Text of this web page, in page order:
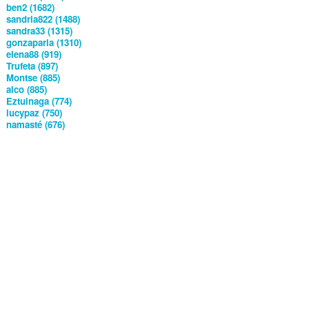
ben2 (1682)
sandria822 (1488)
sandra33 (1315)
gonzaparla (1310)
elena88 (919)
Trufeta (897)
Montse (885)
alco (885)
Eztuinaga (774)
lucypaz (750)
namasté (676)